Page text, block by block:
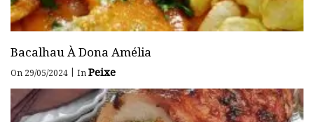
Bacalhau À Dona Amélia
On 29/05/2024 | InPeixe